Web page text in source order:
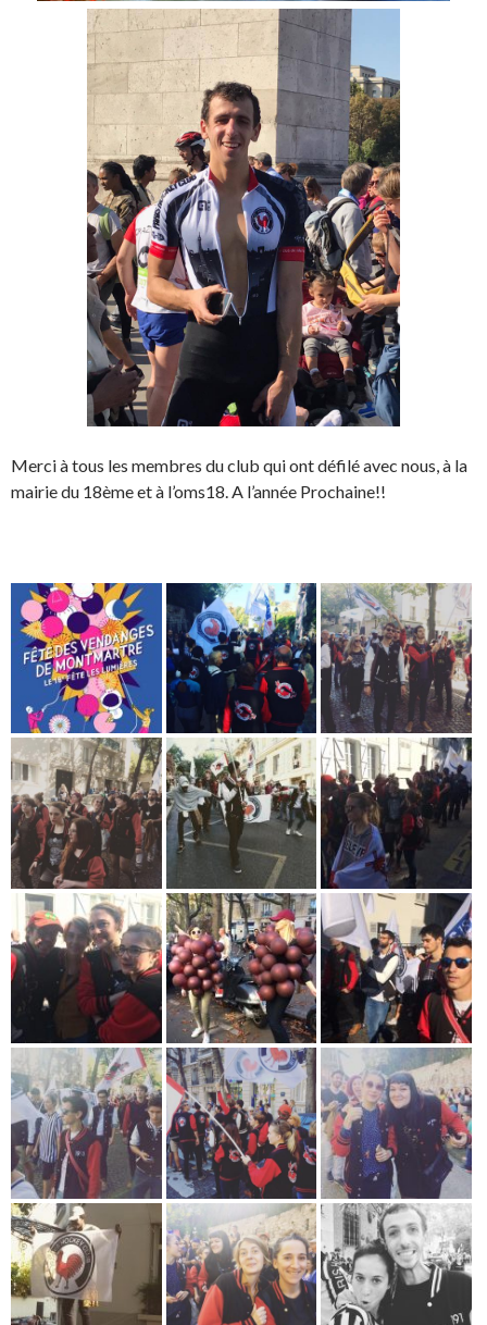
Merci à tous les membres du club qui ont défilé avec nous, à la
mairie du 18ème et à l’oms18. A l’année Prochaine!!